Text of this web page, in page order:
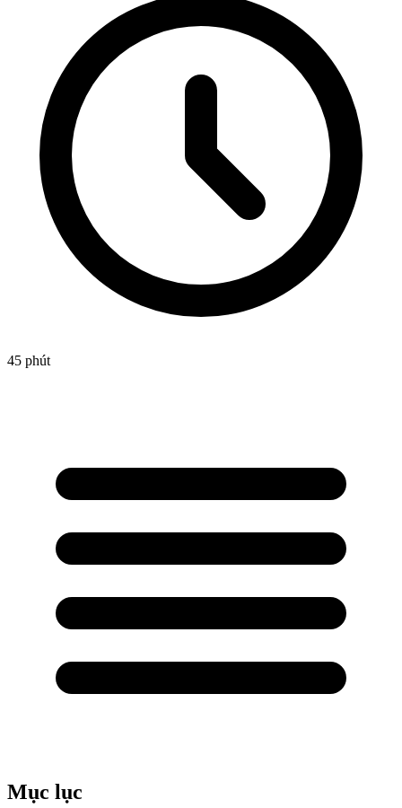
45 phút
Mục lục